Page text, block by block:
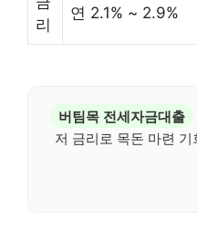
리
연 2.1% ~ 2.9%
버팀목 전세자금대출
저 금리로 목돈 마련